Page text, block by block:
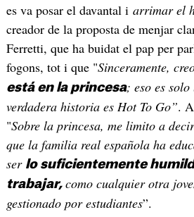
es va posar el davantal i arrimar el
creador de la proposta de menjar
Ferretti, que ha buidat el pap per
fogons, tot i que "Sinceramente,
está en la princesa; eso es
verdadera historia es Hot To Go”.
"Sobre la princesa, me limito a
que la familia real española ha
ser lo suficientemente
trabajar, como cualquier otra
gestionado por estudiantes”.